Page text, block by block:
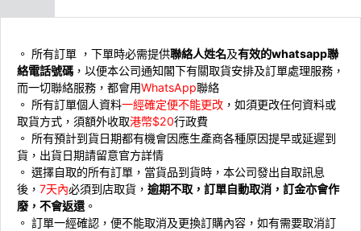
。 所有訂單 ，下單時必需提供聯絡人姓名及有效的whatsapp聯
絡電話號碼 ，以便本公司通知閣下有關取貨安排及訂單處理服務，
而一切聯絡服務，都會用WhatsApp聯絡
。 ⁠所有訂單個人資料一經確定便不能更改 ，如須更改任何資料或
取貨方式，須額外收取港幣$20行政費
。 ⁠所有預計到貨日期都有機會因應生產商各種原因提早或延遲到
貨，出貨日期請留意官方詳情
。 ⁠選擇自取的所有訂單，當貨品到貨時，本公司發出自取訊息
後， 7天內必須到店取貨， 逾期不取，訂單自動取消，訂金亦會作
廢，不會返還 。
。 ⁠訂單一經確認，便不能取消及更換訂購內容，如有需要取消訂